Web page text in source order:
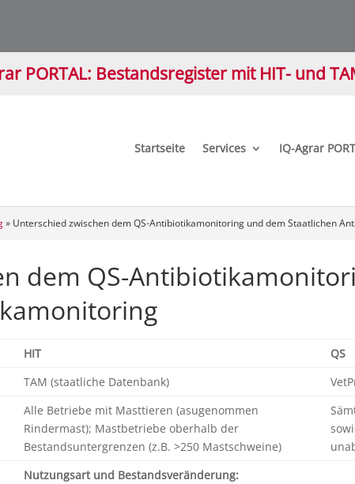
PORTAL: Bestandsregister mit HIT- und
Startseite Services IQ-Agrar
» Unterschied zwischen dem QS-Antibiotikamonitoring und dem Staatlichen
dem QS-
HIT
QS
TAM (staatliche Datenbank)
Alle Betriebe mit Masttieren (asugenommen
Rindermast); Mastbetriebe oberhalb der
Bestandsuntergrenzen (z.B. >250 Mastschweine)
Nutzungsart und Bestandsveränderung: